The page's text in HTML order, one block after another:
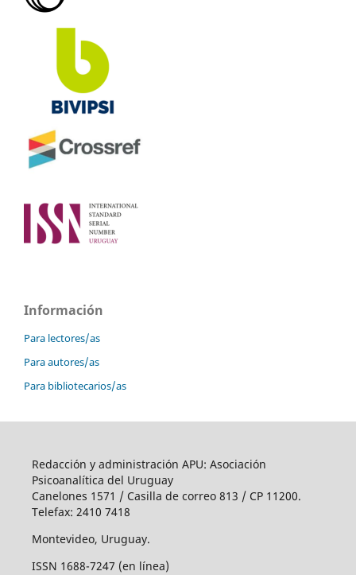
Información
Para lectores/as
Para autores/as
Para bibliotecarios/as
Redacción y administración APU: Asociación
Psicoanalítica del Uruguay
Canelones 1571 / Casilla de correo 813 / CP 11200.
Telefax: 2410 7418
Montevideo, Uruguay.
ISSN 1688-7247 (en línea)